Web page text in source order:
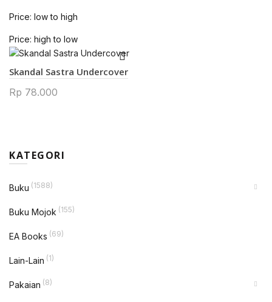
Price: low to high
Price: high to low
Skandal Sastra Undercover
Rp 78.000
KATEGORI
Buku (1588)
Buku Mojok (155)
EA Books (69)
Lain-Lain (1)
Pakaian (8)